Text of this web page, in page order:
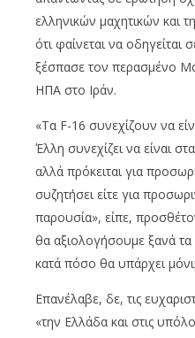
ελληνικών μαχητικών και
ότι φαίνεται να
ξέσπασε τον περασμένο
ΗΠΑ στο Ιράν.
«Τα F-16 συνεχίζουν να
Έλλη συνεχίζει να είναι
αλλά πρόκειται για
συζητήσει είτε για
παρουσία», είπε,
θα αξιολογήσουμε ξανά
κατά πόσο θα υπάρχει
Επανέλαβε, δε, τις
«την Ελλάδα και στις